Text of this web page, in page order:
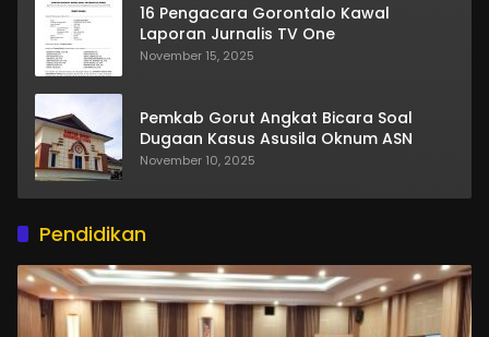
16 Pengacara Gorontalo Kawal
Laporan Jurnalis TV One
November 15, 2025
Pemkab Gorut Angkat Bicara Soal
Dugaan Kasus Asusila Oknum ASN
November 10, 2025
Pendidikan